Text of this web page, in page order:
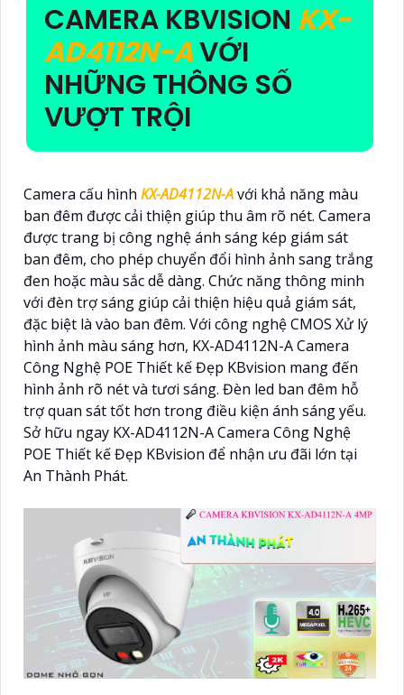
CAMERA KBVISION KX-
AD4112N-AVỚI
NHỮNG THÔNG SỐ
VƯỢT TRỘI
Camera cấu hình KX-AD4112N-Avới khả năng màu
ban đêm được cải thiện giúp thu âm rõ nét. Camera
được trang bị công nghệ ánh sáng kép giám sát
ban đêm, cho phép chuyển đổi hình ảnh sang trắng
đen hoặc màu sắc dễ dàng. Chức năng thông minh
với đèn trợ sáng giúp cải thiện hiệu quả giám sát,
đặc biệt là vào ban đêm. Với công nghệ CMOS Xử lý
hình ảnh màu sáng hơn, KX-AD4112N-A Camera
Công Nghệ POE Thiết kế Đẹp KBvision mang đến
hình ảnh rõ nét và tươi sáng. Đèn led ban đêm hỗ
trợ quan sát tốt hơn trong điều kiện ánh sáng yếu.
Sở hữu ngay KX-AD4112N-A Camera Công Nghệ
POE Thiết kế Đẹp KBvision để nhận ưu đãi lớn tại
An Thành Phát.